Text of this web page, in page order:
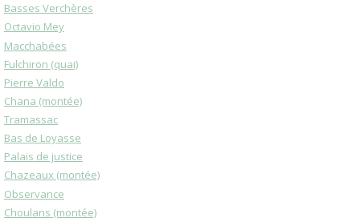
Basses Verchères
Octavio Mey
Macchabées
Fulchiron (quai)
Pierre Valdo
Chana (montée)
Tramassac
Bas de Loyasse
Palais de justice
Chazeaux (montée)
Observance
Choulans (montée)